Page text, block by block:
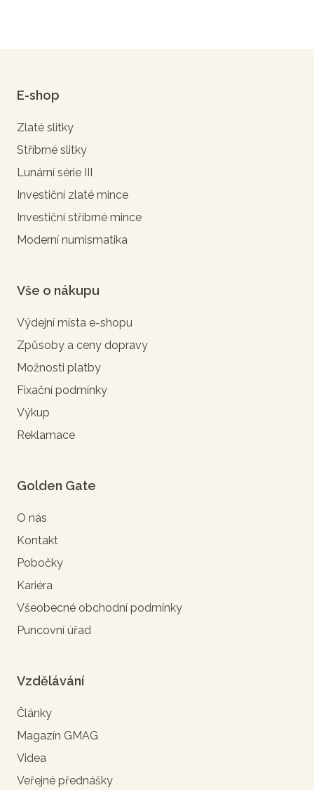
E-shop
Zlaté slitky
Stříbrné slitky
Lunární série III
Investiční zlaté mince
Investiční stříbrné mince
Moderní numismatika
Vše o nákupu
Výdejní místa e-shopu
Způsoby a ceny dopravy
Možnosti platby
Fixační podmínky
Výkup
Reklamace
Golden Gate
O nás
Kontakt
Pobočky
Kariéra
Všeobecné obchodní podmínky
Puncovní úřad
Vzdělávání
Články
Magazín GMAG
Videa
Veřejné přednášky